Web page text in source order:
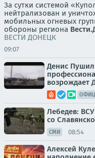
За сутки системой
нейтрализован и
мобильных огневых
обороны региона
ВЕСТИ ДОНЕЦК
09:07
Денис
возрождает
Лебедев:
со
СМИ 08:54
Алексей